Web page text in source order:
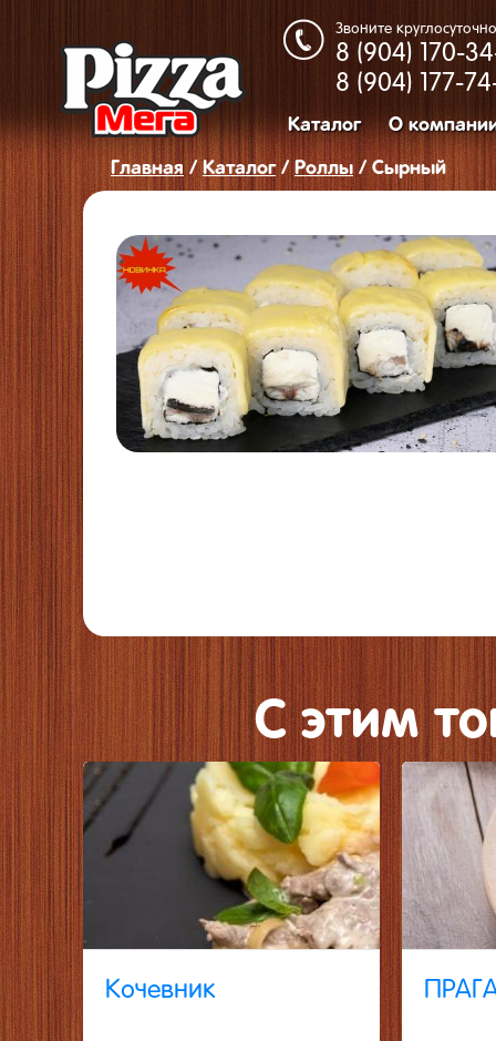
Звоните
8 (904) 170-
8 (904) 177-
Каталог О
Главная/ Каталог/ Роллы / Сырный
C этим
Кочевник